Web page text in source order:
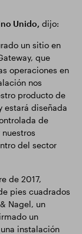
Unido, dijo:
un sitio en
que
operaciones en
nos
producto de
estará diseñada
de
del sector
de 2017,
pies cuadrados
Nagel, un
un
instalación